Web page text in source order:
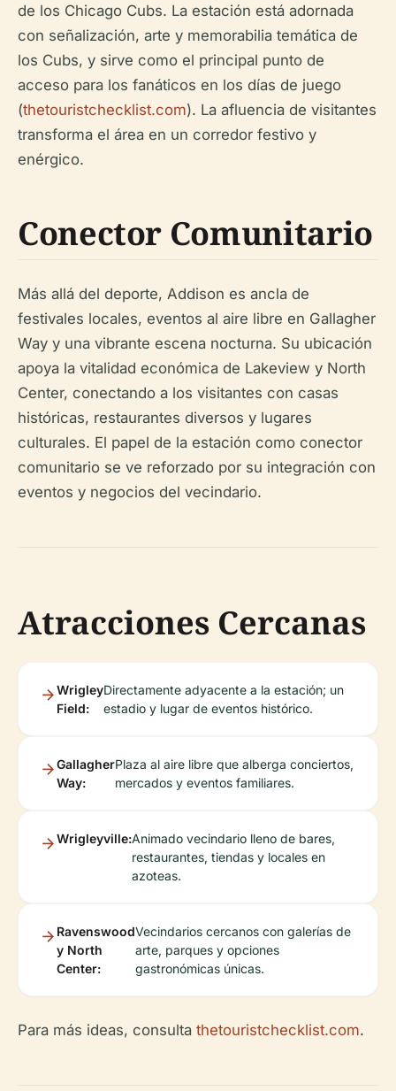
de los Chicago Cubs. La estación está adornada
con señalización, arte y memorabilia temática de
los Cubs, y sirve como el principal punto de
acceso para los fanáticos en los días de juego
(thetouristchecklist.com). La afluencia de visitantes
transforma el área en un corredor festivo y
enérgico.
Conector Comunitario
Más allá del deporte, Addison es ancla de
festivales locales, eventos al aire libre en Gallagher
Way y una vibrante escena nocturna. Su ubicación
apoya la vitalidad económica de Lakeview y North
Center, conectando a los visitantes con casas
históricas, restaurantes diversos y lugares
culturales. El papel de la estación como conector
comunitario se ve reforzado por su integración con
eventos y negocios del vecindario.
Atracciones Cercanas
Wrigley
Field:
Directamente adyacente a la estación; un
estadio y lugar de eventos histórico.
Gallagher
Way:
Plaza al aire libre que alberga conciertos,
mercados y eventos familiares.
Wrigleyville:Animado vecindario lleno de bares,
restaurantes, tiendas y locales en
azoteas.
Ravenswood
y North
Center:
Vecindarios cercanos con galerías de
arte, parques y opciones
gastronómicas únicas.
Para más ideas, consulta thetouristchecklist.com.